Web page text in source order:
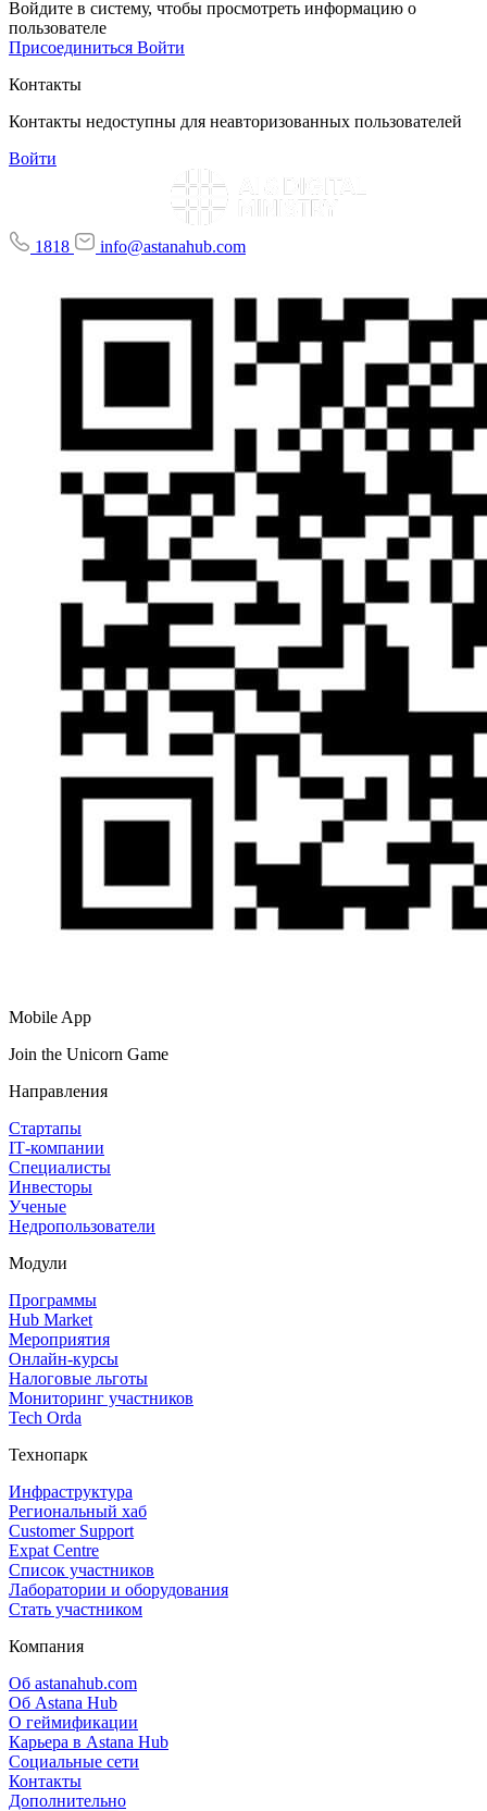
Войдите в систему, чтобы просмотреть информацию о
пользователе
Присоединиться Войти
Контакты
Контакты недоступны для неавторизованных пользователей
Войти
1818 info@astanahub.com
Mobile App
Join the Unicorn Game
Направления
Стартапы
IT‑компании
Специалисты
Инвесторы
Ученые
Недропользователи
Модули
Программы
Hub Market
Мероприятия
Онлайн‑курсы
Налоговые льготы
Мониторинг участников
Tech Orda
Технопарк
Инфраструктура
Региональный хаб
Customer Support
Expat Centre
Список участников
Лаборатории и оборудования
Стать участником
Компания
Об astanahub.com
Об Astana Hub
О геймификации
Карьера в Astana Hub
Социальные сети
Контакты
Дополнительно